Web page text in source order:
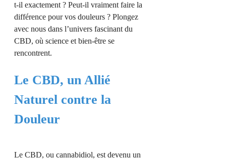
t-il exactement ? Peut-il vraiment faire la
différence pour vos douleurs ? Plongez
avec nous dans l’univers fascinant du
CBD, où science et bien-être se
rencontrent.
Le CBD, un Allié
Naturel contre la
Douleur
Le CBD, ou cannabidiol, est devenu un